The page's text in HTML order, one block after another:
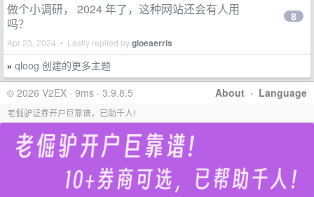
做个小调研， 2024 年了，这种网站还会有人用
吗？
Apr 23, 2024 • Lastly replied bygloeaerris
8
» qloog 创建的更多主题
About · Language
© 2026 V2EX · 9ms · 3.9.8.5
老倔驴证券开户巨靠谱，已助千人!